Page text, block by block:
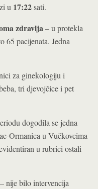
u 17:22sati.
zdravlja– u protekla
65 pacijenata. Jedna
za ginekologiju i
tri djevojčice i pet
dogodila se jedna
Ormanica u Vučkovcima
u rubrici ostali
– nije bilo intervencija